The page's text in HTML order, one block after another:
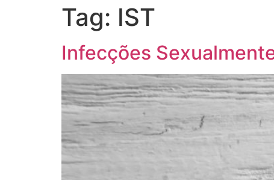
Tag: IST
Infecções